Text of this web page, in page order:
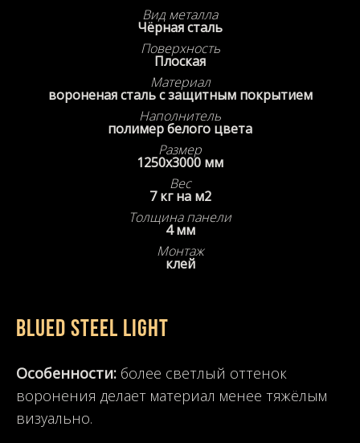
Вид металла
Чёрная сталь
Поверхность
Плоская
Материал
вороненая сталь с защитным покрытием
Наполнитель
полимер белого цвета
Размер
1250х3000 мм
Вес
7 кг на м2
Толщина панели
4 мм
Монтаж
клей
BLUED STEEL LIGHT
Особенности: более светлый оттенок
воронения делает материал менее тяжёлым
визуально.